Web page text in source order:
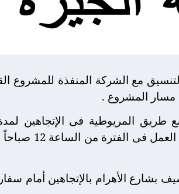
مع الشركة المنفذة للمشروع
مسار المشروع .
بشارع الأهرام بالإتجاهين أمام